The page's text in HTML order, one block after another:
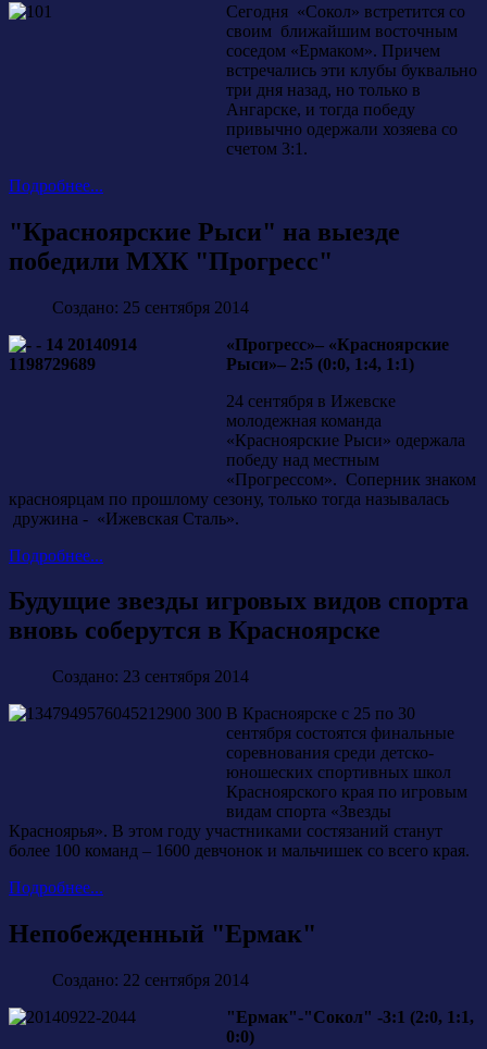
Cегодня «Сокол» встретится со
своим ближайшим восточным
соседом «Ермаком». Причем
встречались эти клубы буквально
три дня назад, но только в
Ангарске, и тогда победу
привычно одержали хозяева со
счетом 3:1.
Подробнее...
"Красноярские Рыси" на выезде
победили МХК "Прогресс"
Создано: 25 сентября 2014
«Прогресс»– «Красноярские
Рыси»– 2:5 (0:0, 1:4, 1:1)
24 сентября в Ижевске
молодежная команда
«Красноярские Рыси» одержала
победу над местным
«Прогрессом». Соперник знаком
красноярцам по прошлому сезону, только тогда называлась
дружина - «Ижевская Сталь».
Подробнее...
Будущие звезды игровых видов спорта
вновь соберутся в Красноярске
Создано: 23 сентября 2014
В Красноярске с 25 по 30
сентября состоятся финальные
соревнования среди детско-
юношеских спортивных школ
Красноярского края по игровым
видам спорта «Звезды
Красноярья». В этом году участниками состязаний станут
более 100 команд – 1600 девчонок и мальчишек со всего края.
Подробнее...
Непобежденный "Ермак"
Создано: 22 сентября 2014
"Ермак"-"Сокол" -3:1 (2:0, 1:1,
0:0)